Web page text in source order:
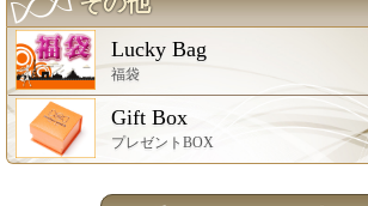
Lucky Bag
福袋
Gift Box
プレゼントBOX